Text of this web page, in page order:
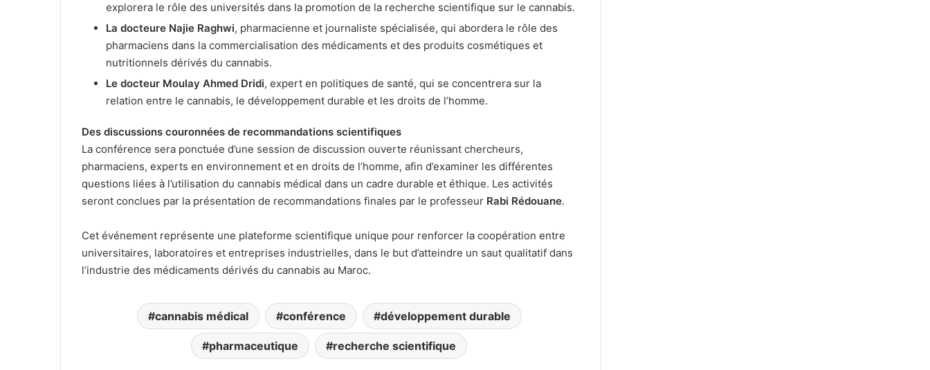
explorera le rôle des universités dans la promotion de la recherche scientifique sur le cannabis.
La docteure Najie Raghwi, pharmacienne et journaliste spécialisée, qui abordera le rôle des
pharmaciens dans la commercialisation des médicaments et des produits cosmétiques et
nutritionnels dérivés du cannabis.
Le docteur Moulay Ahmed Dridi, expert en politiques de santé, qui se concentrera sur la
relation entre le cannabis, le développement durable et les droits de l’homme.
Des discussions couronnées de recommandations scientifiques
La conférence sera ponctuée d’une session de discussion ouverte réunissant chercheurs,
pharmaciens, experts en environnement et en droits de l’homme, afin d’examiner les différentes
questions liées à l’utilisation du cannabis médical dans un cadre durable et éthique. Les activités
seront conclues par la présentation de recommandations finales par le professeur Rabi Rédouane.
Cet événement représente une plateforme scientifique unique pour renforcer la coopération entre
universitaires, laboratoires et entreprises industrielles, dans le but d’atteindre un saut qualitatif dans
l’industrie des médicaments dérivés du cannabis au Maroc.
cannabis médical conférence développement durable
pharmaceutique recherche scientifique